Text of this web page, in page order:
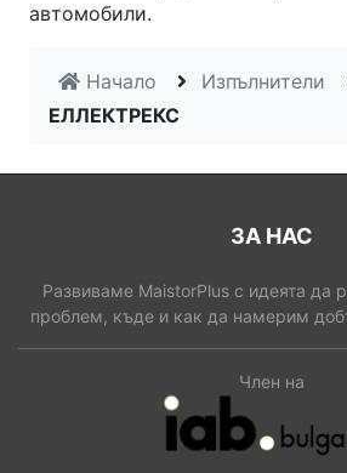
автомобили.
Начало Изпълнители
ЕЛЛЕКТРЕКС
ЗА НАС
Развиваме MaistorPlus с идеята да
проблем, къде и как да намерим
Член на